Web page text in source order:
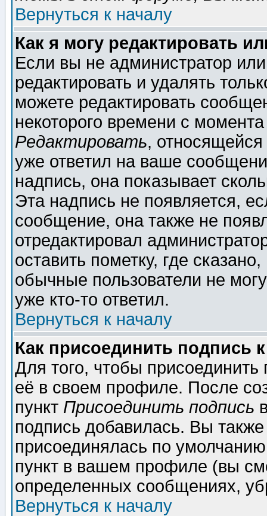
Вернуться к началу
Как я могу редактировать
Если вы не администратор
редактировать и удалять
можете редактировать
некоторого времени с
Редактировать,
уже ответил на ваше
надпись, она показывает
Эта надпись не появляется,
сообщение, она также не
отредактировал
оставить пометку, где
обычные пользователи не
уже кто-то ответил.
Вернуться к началу
Как присоединить подпись
Для того, чтобы
её в своем профиле. После
пункт Присоединить подпись
подпись добавилась. Вы
присоединялась по
пункт в вашем профиле (вы
определенных сообщениях,
Вернуться к началу